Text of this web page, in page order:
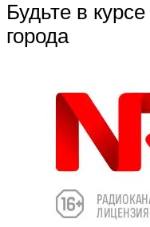
Будьте в
города